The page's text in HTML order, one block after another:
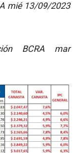
mié 13/09/2023
BCRA mar